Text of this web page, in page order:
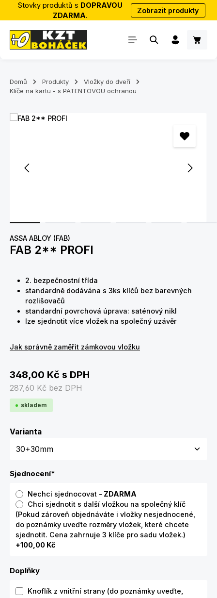
Přejít na hlavní obsah
Stovky produktů s DOPRAVOU
ZDARMA.
Zobrazit produkty
Domů Produkty
Vložky do dveří
Klíče na kartu - s PATENTOVOU ochranou
Přeskočit galerii obrázků
ASSA ABLOY (FAB)
FAB 2** PROFI
2. bezpečnostní třída
standardně dodávána s 3ks klíčů bez barevných
rozlišovačů
standardní povrchová úprava: saténový nikl
lze sjednotit více vložek na společný uzávěr
Jak správně zaměřit zámkovou vložku
348,00 Kč s DPH
287,60 Kč bez DPH
skladem
VariantaZvolte variantu
Sjednocení*
Nechci sjednocovat - ZDARMA
Chci sjednotit s další vložkou na společný klíč
(Pokud zároveň objednáváte i vložky nesjednocené,
do poznámky uveďte rozměry vložek, které chcete
sjednotit. Cena zahrnuje 3 klíče pro sadu vložek.)
+100,00 Kč
Doplňky
Knoflík z vnitřní strany (do poznámky uveďte,